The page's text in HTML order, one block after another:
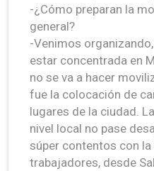
-¿Cómo preparan la
general?
-Venimos
estar concentrada en
no se va a hacer
fue la colocación de
lugares de la ciudad.
nivel local no pase
súper contentos con
trabajadores, desde